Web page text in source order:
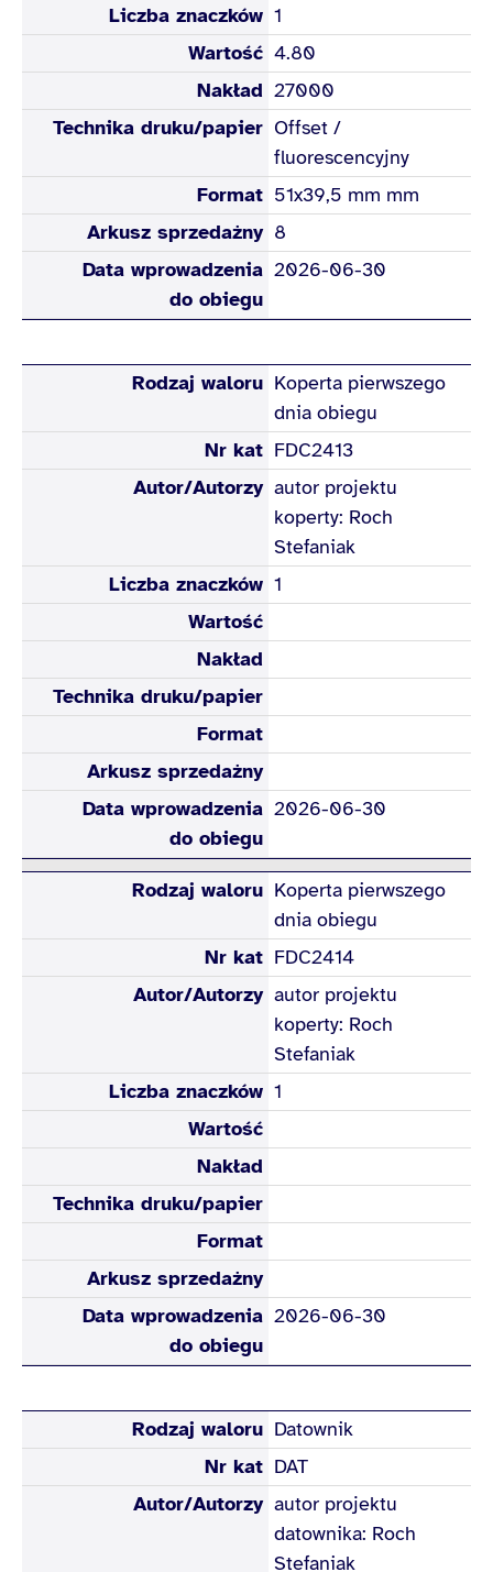
Liczba znaczków 1
Wartość 4.80
Nakład 27000
Technika druku/papier Offset /
fluorescencyjny
Format 51x39,5 mm mm
Arkusz sprzedażny 8
Data wprowadzenia
do obiegu
2026-06-30
Rodzaj waloru Koperta pierwszego
dnia obiegu
Nr kat FDC2413
Autor/Autorzy autor projektu
koperty: Roch
Stefaniak
Liczba znaczków 1
Wartość
Nakład
Technika druku/papier
Format
Arkusz sprzedażny
Data wprowadzenia
do obiegu
2026-06-30
Rodzaj waloru Koperta pierwszego
dnia obiegu
Nr kat FDC2414
Autor/Autorzy autor projektu
koperty: Roch
Stefaniak
Liczba znaczków 1
Wartość
Nakład
Technika druku/papier
Format
Arkusz sprzedażny
Data wprowadzenia
do obiegu
2026-06-30
Rodzaj waloru Datownik
Nr kat DAT
Autor/Autorzy autor projektu
datownika: Roch
Stefaniak